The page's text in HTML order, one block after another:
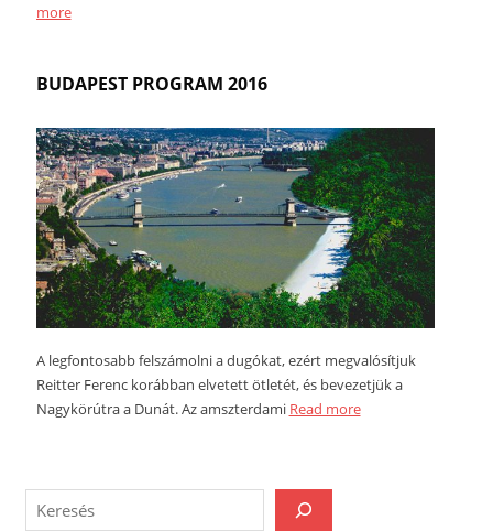
more
BUDAPEST PROGRAM 2016
A legfontosabb felszámolni a dugókat, ezért megvalósítjuk
Reitter Ferenc korábban elvetett ötletét, és bevezetjük a
Nagykörútra a Dunát. Az amszterdami Read more